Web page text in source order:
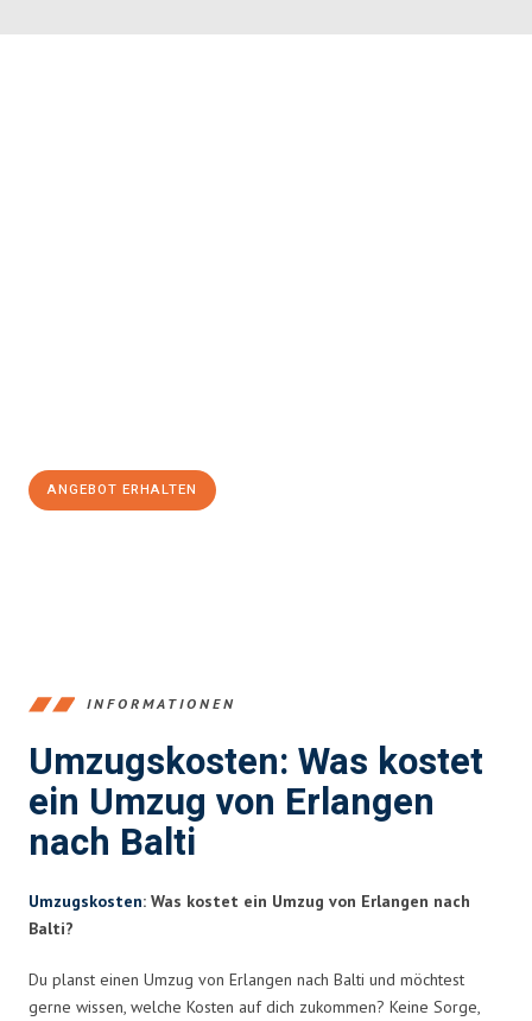
ANGEBOT ERHALTEN
INFORMATIONEN
Umzugskosten: Was kostet
ein Umzug von Erlangen
nach Balti
Umzugskosten: Was kostet ein Umzug von Erlangen nach
Balti?
Du planst einen Umzug von Erlangen nach Balti und möchtest
gerne wissen, welche Kosten auf dich zukommen? Keine Sorge,